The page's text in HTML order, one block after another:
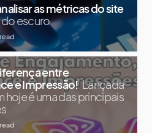
as métricas do site
escuro
e Impressão! Lançada
hoje é uma das principais